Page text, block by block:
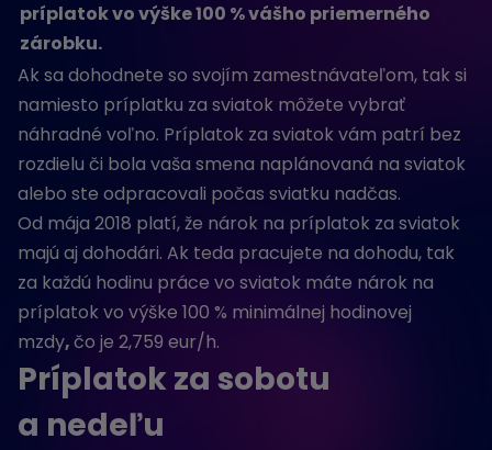
príplatok vo výške 100 % vášho priemerného
zárobku.
Ak sa dohodnete so svojím zamestnávateľom, tak si
namiesto príplatku za sviatok môžete vybrať
náhradné voľno. Príplatok za sviatok vám patrí bez
rozdielu či bola vaša smena naplánovaná na sviatok
alebo ste odpracovali počas sviatku nadčas.
Od mája 2018 platí, že nárok na príplatok za sviatok
majú aj dohodári. Ak teda pracujete na dohodu, tak
za každú hodinu práce vo sviatok máte nárok na
príplatok vo výške 100 % minimálnej hodinovej
mzdy,čo je 2,759 eur/h.
Príplatok za sobotu
a nedeľu